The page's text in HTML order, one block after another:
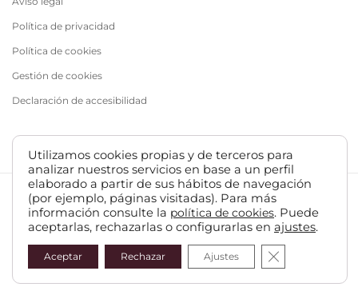
Política de privacidad
Política de cookies
Gestión de cookies
Declaración de accesibilidad
©HTML5 y CSS3 -Diseño web Teruel dato360
Utilizamos cookies propias y de terceros para
analizar nuestros servicios en base a un perfil
elaborado a partir de sus hábitos de navegación
(por ejemplo, páginas visitadas). Para más
información consulte la política de cookies. Puede
aceptarlas, rechazarlas o configurarlas en ajustes.
Aceptar Rechazar Ajustes Cerrar el